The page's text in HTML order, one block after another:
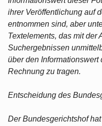
ihrer Veröffentlichung auf
entnommen sind, aber
Textelements, das mit der
Suchergebnissen
über den
Rechnung zu tragen.
Entscheidung des
Der Bundesgerichtshof